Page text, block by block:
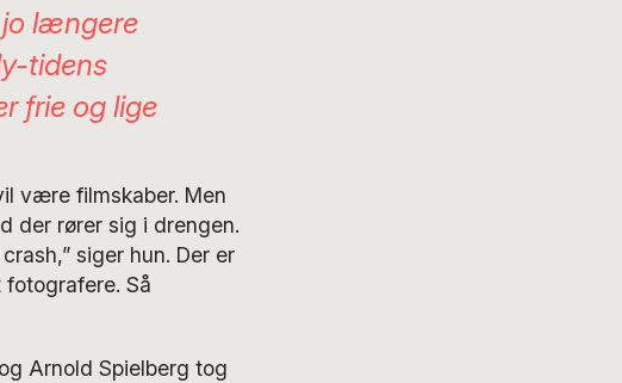
længere
tidens
frie og lige
være filmskaber. Men
der rører sig i drengen.
siger hun. Der er
Så
Arnold Spielberg tog